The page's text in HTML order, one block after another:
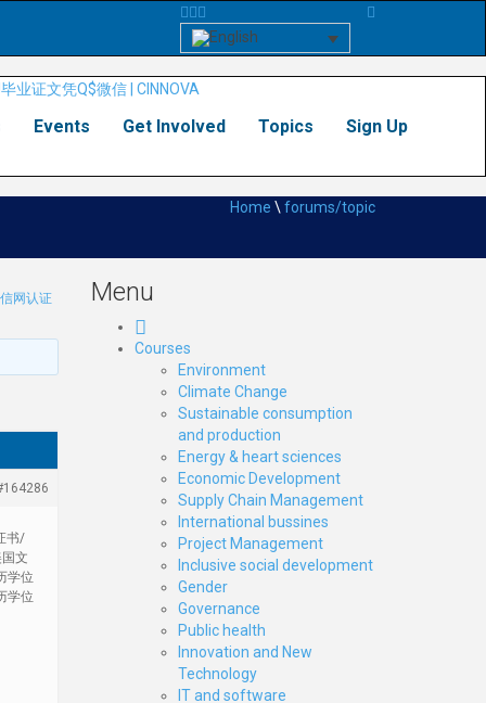
Events Get Involved Topics Sign Up
Home \forums/topic
网认证
书/
文
学位
学位
Menu
Courses
Environment
Climate Change
Sustainable consumption
and production
Energy & heart sciences
Economic Development
Supply Chain Management
International bussines
Project Management
Inclusive social development
Gender
Governance
Public health
Innovation and New
Technology
IT and software